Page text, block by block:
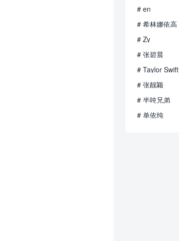
# en
# 希林娜依高
# Zy
# 张碧晨
# Taylor Swift
# 张靓颖
# 半吨兄弟
# 单依纯